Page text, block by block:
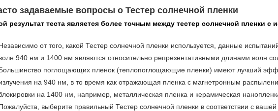
задаваемые вопросы о Тестер солнечной пленки
результат теста является более точным между тестер солнечной пленки с
от того, какой Тестер солнечной пленки используется, данные
940 нм и 1400 нм являются относительно репрезентативными длинами волн
поглощающих пленок (теплопоглощающие пленки) имеют лучший
на 940 нм, в то время как отражающая пленка с магнетронным
на 1400 нм, например, металлическая пленка и керамическая
выберите правильный Тестер солнечной пленки в соответствии с вашей